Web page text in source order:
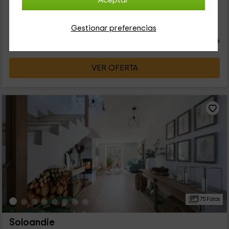
Gestionar preferencias
haciendo vuestros platos favoritos. Además, hay una mesa
Contacto directo
persona y noche
VER OFERTA
75 Fotos
Soloandie